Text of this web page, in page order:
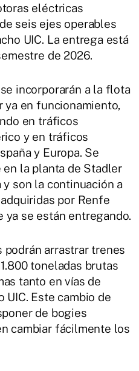
eléctricas
seis ejes operables
UIC. La entrega está
de 2026.
incorporarán a la flota
en funcionamiento,
en tráficos
y en tráficos
y Europa. Se
la planta de Stadler
son la continuación a
por Renfe
ya se están entregando.
podrán arrastrar trenes
toneladas brutas
tanto en vías de
UIC. Este cambio de
de bogies
cambiar fácilmente los